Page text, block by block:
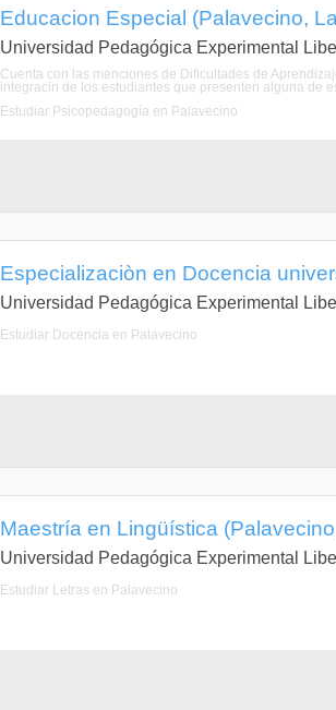
Educacion Especial (Palavecino,
Universidad Pedagógica Experimental
Cuenta con las menciones de Dificultades de
integracin de los estudiantes que presenten alguna de
Estudiar Psicopedagogía en Palavecino
Especializaciòn en Docencia
Universidad Pedagógica Experimental
Estudiar Docencia en Palavecino
Maestría en Lingüística
Universidad Pedagógica Experimental
Estudiar Letras en Palavecino